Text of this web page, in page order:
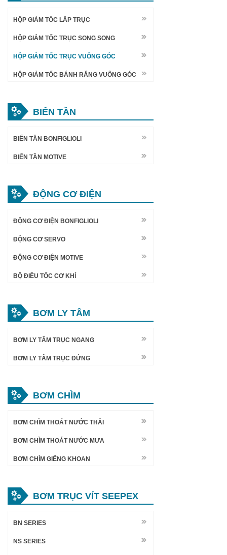
HỘP GIẢM TỐC LẮP TRỤC
HỘP GIẢM TỐC TRỤC SONG SONG
HỘP GIẢM TỐC TRỤC VUÔNG GÓC
HỘP GIẢM TỐC BÁNH RĂNG VUÔNG GÓC
BIẾN TẦN
BIẾN TẦN BONFIGLIOLI
BIẾN TẦN MOTIVE
ĐỘNG CƠ ĐIỆN
ĐỘNG CƠ ĐIỆN BONFIGLIOLI
ĐỘNG CƠ SERVO
ĐỘNG CƠ ĐIỆN MOTIVE
BỘ ĐIỀU TỐC CƠ KHÍ
BƠM LY TÂM
BƠM LY TÂM TRỤC NGANG
BƠM LY TÂM TRỤC ĐỨNG
BƠM CHÌM
BƠM CHÌM THOÁT NƯỚC THẢI
BƠM CHÌM THOÁT NƯỚC MƯA
BƠM CHÌM GIẾNG KHOAN
BƠM TRỤC VÍT SEEPEX
BN SERIES
NS SERIES